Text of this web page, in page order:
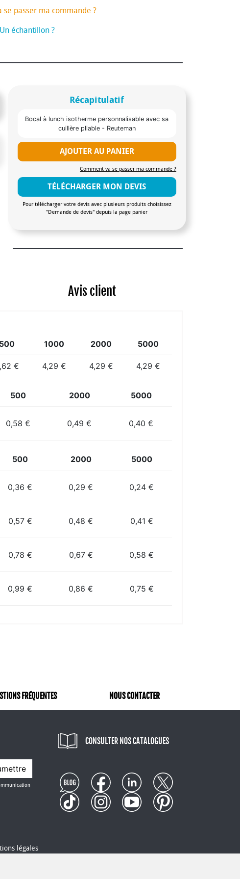
se passer ma commande ?
Un échantillon ?
Récapitulatif
Bocal à lunch isotherme personnalisable avec sa
cuillère pliable - Reuteman
AJOUTER AU PANIER
Comment va se passer ma commande ?
TÉLÉCHARGER MON DEVIS
Pour télécharger votre devis avec plusieurs produits choisissez
"Demande de devis" depuis la page panier
Avis client
500 1000 2000 5000
€ 4,29 € 4,29 € 4,29 €
500 2000 5000
0,58 € 0,49 € 0,40 €
500 2000 5000
0,36 € 0,29 € 0,24 €
0,57 € 0,48 € 0,41 €
0,78 € 0,67 € 0,58 €
0,99 € 0,86 € 0,75 €
FRÉQUENTES NOUS CONTACTER
CONSULTER NOS CATALOGUES
légales